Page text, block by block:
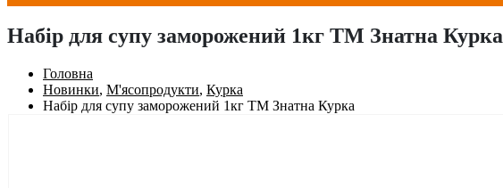
Набір для супу заморожений 1кг ТМ Знатна Курка
Головна
Новинки, М'ясопродукти, Курка
Набір для супу заморожений 1кг ТМ Знатна Курка